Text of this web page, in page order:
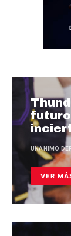
UNANIMO
VER